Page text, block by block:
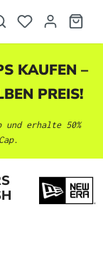
KAUFEN –
PREIS!
und erhalte 50%